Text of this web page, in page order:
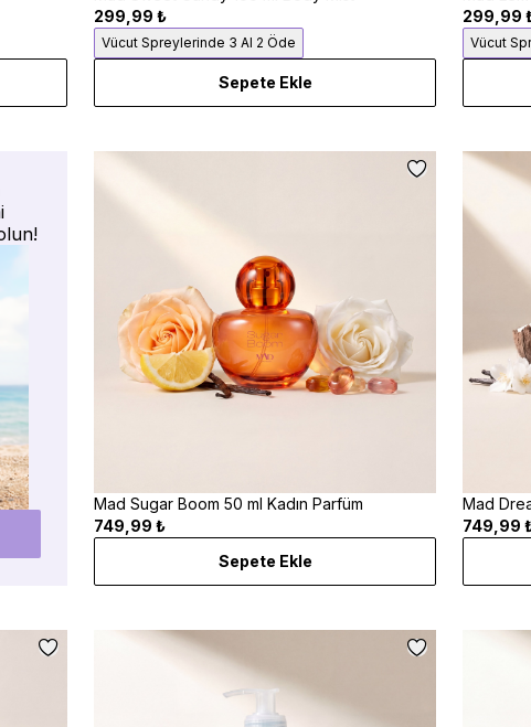
299,99 ₺
Vücut Spreylerinde 3 Al 2 Öde
Sepete Ekle
299,99
Vücut
Mad Sugar Boom 50 ml Kadın Parfüm
749,99 ₺
Sepete Ekle
Mad
749,99